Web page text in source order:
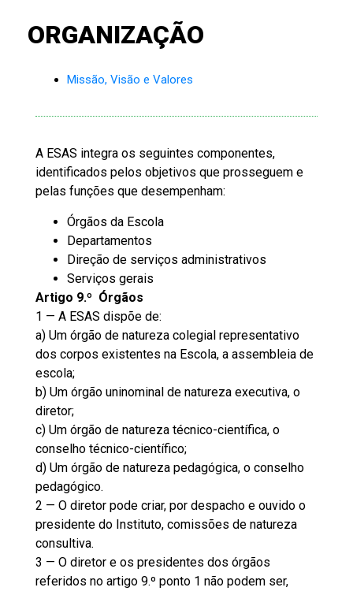
ESCOLA
SUPERIOR
AGRÁRIA
ORGANIZAÇÃO
Missão, Visão e Valores
A ESAS integra os seguintes componentes,
identificados pelos objetivos que prosseguem e
pelas funções que desempenham:
Órgãos da Escola
Departamentos
Direção de serviços administrativos
Serviços gerais
Artigo 9.º Órgãos
1 — A ESAS dispõe de:
a) Um órgão de natureza colegial representativo
dos corpos existentes na Escola, a assembleia de
escola;
b) Um órgão uninominal de natureza executiva, o
diretor;
c) Um órgão de natureza técnico-científica, o
conselho técnico-científico;
d) Um órgão de natureza pedagógica, o conselho
pedagógico.
2 — O diretor pode criar, por despacho e ouvido o
presidente do Instituto, comissões de natureza
consultiva.
3 — O diretor e os presidentes dos órgãos
referidos no artigo 9.º ponto 1 não podem ser,